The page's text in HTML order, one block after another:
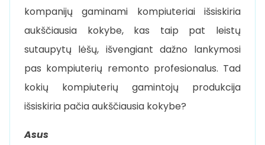
kompanijų gaminami kompiuteriai išsiskiria
aukščiausia kokybe, kas taip pat leistų
sutaupytų lėšų, išvengiant dažno lankymosi
pas kompiuterių remonto profesionalus. Tad
kokių kompiuterių gamintojų produkcija
išsiskiria pačia aukščiausia kokybe?
Asus